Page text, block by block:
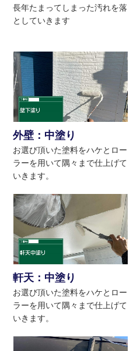
長年たまってしまった汚れを落
としていきます
外壁：中塗り
お選び頂いた塗料をハケとロー
ラーを用いて隅々まで仕上げて
いきます。
軒天：中塗り
お選び頂いた塗料をハケとロー
ラーを用いて隅々まで仕上げて
いきます。